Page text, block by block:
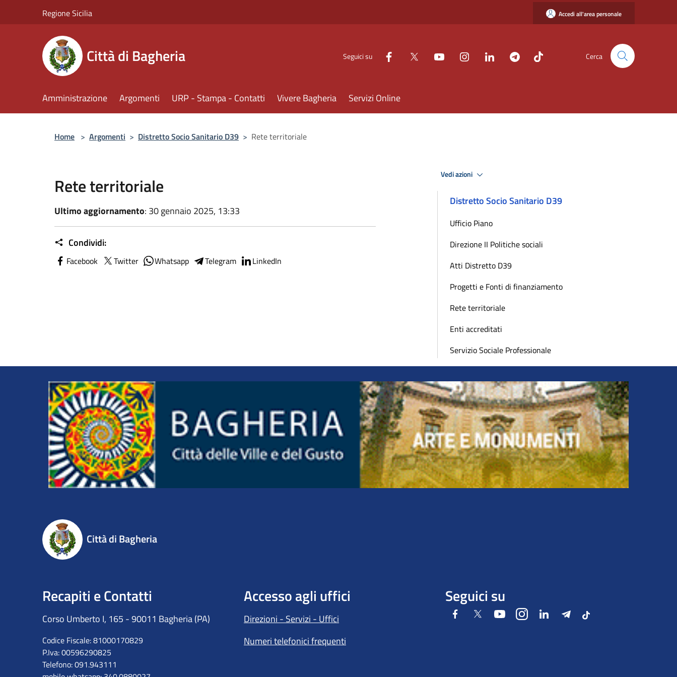
Regione Sicilia Accedi all'area personale
Città di Bagheria Seguici su Cerca
Amministrazione Argomenti URP - Stampa - Contatti Vivere Bagheria Servizi Online
Home > Argomenti > Distretto Socio Sanitario D39 > Rete territoriale
Rete territoriale
Ultimo aggiornamento: 30 gennaio 2025, 13:33
Condividi:
Facebook Twitter Whatsapp Telegram LinkedIn
Vedi azioni
Distretto Socio Sanitario D39
Ufficio Piano
Direzione II Politiche sociali
Atti Distretto D39
Progetti e Fonti di finanziamento
Rete territoriale
Enti accreditati
Servizio Sociale Professionale
Città di Bagheria
Recapiti e Contatti
Corso Umberto I, 165 - 90011 Bagheria (PA)
Codice Fiscale: 81000170829
P.Iva: 00596290825
Telefono: 091.943111
Accesso agli uffici
Direzioni - Servizi - Uffici
Numeri telefonici frequenti
Seguici su
FacebookTwitter YoutubeInstagramLinkedIn Telegram
Tiktok